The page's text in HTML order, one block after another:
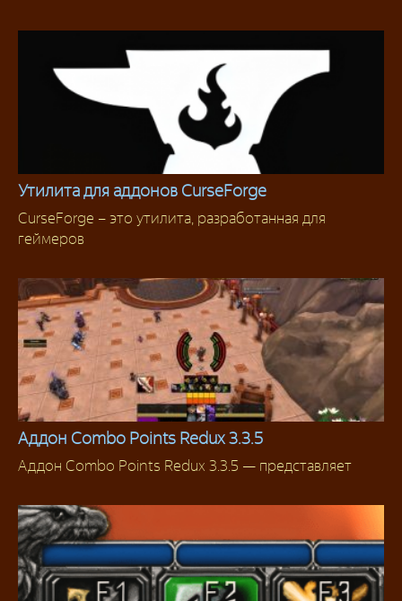
Инструменты
Утилита для аддонов CurseForge
CurseForge – это утилита, разработанная для
геймеров
Для Разбойников
Аддон Combo Points Redux 3.3.5
Аддон Combo Points Redux 3.3.5 — представляет